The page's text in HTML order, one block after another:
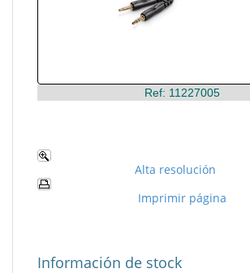
Ref: 11227005
Alta resolución
Imprimir página
Información de stock